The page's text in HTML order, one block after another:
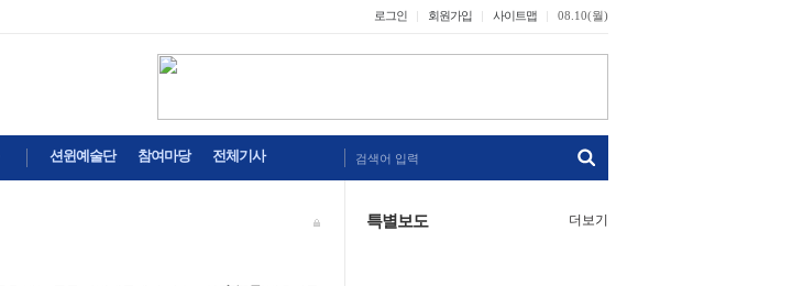
로그인 회원가입 사이트맵 08.10(월)
션윈예술단 참여마당 전체기사 검색어 입력
특별보도 더보기